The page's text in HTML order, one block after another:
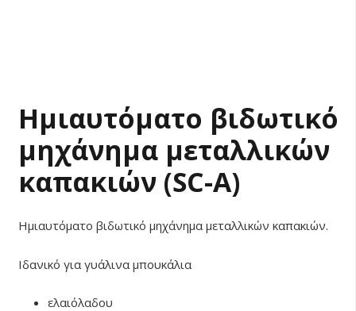
Ημιαυτόματο βιδωτικό
μηχάνημα μεταλλικών
καπακιών (SC-Α)
Ημιαυτόματο βιδωτικό μηχάνημα μεταλλικών καπακιών.
Ιδανικό για γυάλινα μπουκάλια
ελαιόλαδου